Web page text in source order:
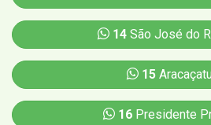
14 São José do
15
16Presidente